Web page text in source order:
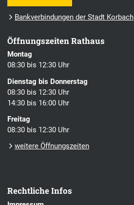
Bankverbindungen der Stadt Korbach
Öffnungszeiten Rathaus
Montag
08:30 bis 12:30 Uhr
Dienstag bis Donnerstag
08:30 bis 12:30 Uhr
14:30 bis 16:00 Uhr
Freitag
08:30 bis 12:30 Uhr
weitere Öffnungszeiten
Rechtliche Infos